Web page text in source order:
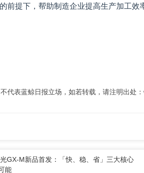
前提下，帮助制造企业提高生产加工效
代表蓝鲸日报立场，如若转载，请注明出处
GX-M新品首发：「快、稳、省」三大核心
能